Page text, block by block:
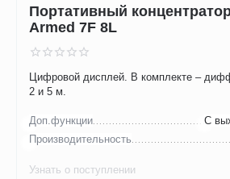
Портативный
Armed 7F 8L
Цифровой дисплей. В комплекте –
2 и 5 м.
Доп.функции
С
Производительность
Узнать о поступлении